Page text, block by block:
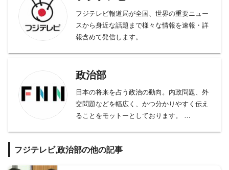
フジテレビ報道局が全国、世界の重要ニュー
スから身近な話題まで様々な情報を速報・詳
報含めて発信します。
政治部
日本の将来を占う政治の動向。内政問題、外
交問題などを幅広く、かつ分かりやすく伝え
ることをモットーとしております。
会、野党クラブは、中道改革連合、立憲民主
フジテレビ,政治部の他の記事